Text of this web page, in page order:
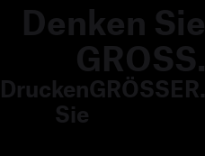
Denken Sie
GROSS.
Drucken
Sie
GRÖSSER.